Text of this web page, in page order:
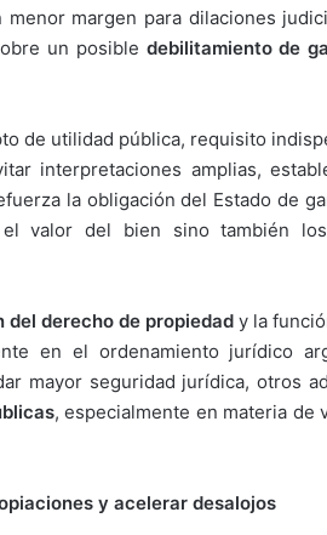
margen para dilaciones
un posible debilitamiento de
de utilidad pública, requisito
interpretaciones amplias,
la obligación del Estado de
valor del bien sino también
del derecho de propiedad y la
en el ordenamiento jurídico
mayor seguridad jurídica, otros
, especialmente en materia de
y acelerar desalojos